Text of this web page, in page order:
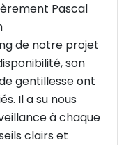
Pascal
de notre projet
son
gentillesse ont
Il a su nous
à chaque
clairs et